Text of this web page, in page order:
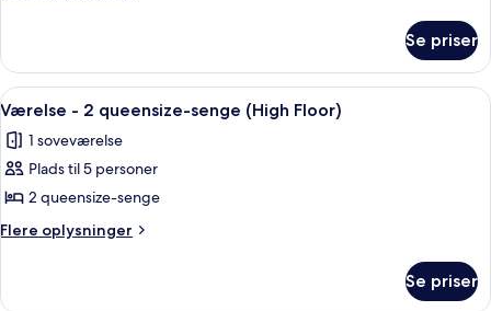
senge
-
queensize-
Se priser
Indlæs
alle
billeder
af
Værelse
-
senge
Skrivebord, mørklægningsgardiner,
4
Værelse - 2 queensize-senge (High Floor)
1 soveværelse
Plads til 5 personer
2 queensize-senge
Flere oplysninger
Flere
Se priser